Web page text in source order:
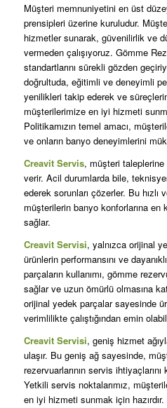
Müşteri memnuniyetini en üst
prensipleri üzerine kuruludur.
hizmetler sunarak, güvenilirlik ve
vermeden çalışıyoruz. Gömme
standartlarını sürekli gözden
doğrultuda, eğitimli ve deneyimli
yenilikleri takip ederek ve
müşterilerimize en iyi hizmeti
Politikamızın temel amacı,
ve onların banyo deneyimlerini
Creavit Servis, müşteri taleplerine
verir. Acil durumlarda bile,
ederek sorunları çözerler. Bu hızlı
müşterilerin banyo konforlarına en
sağlar.
Creavit Servisi, yalnızca orijinal
ürünlerin performansını ve
parçaların kullanımı, gömme
sağlar ve uzun ömürlü olmasına
orijinal yedek parçalar sayesinde
verimlilikte çalıştığından emin
Creavit Servisi, geniş hizmet
ulaşır. Bu geniş ağ sayesinde,
rezervuarlarının servis
Yetkili servis noktalarımız,
en iyi hizmeti sunmak için hazırdır.